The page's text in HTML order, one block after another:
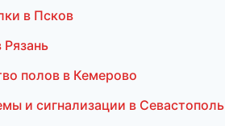
в Псков
полов в Кемерово
и сигнализации в Севастополь